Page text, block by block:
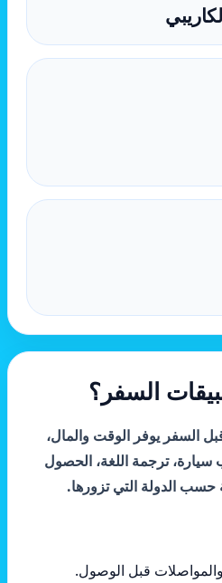
السفر؟
السفر يوفر الوقت والمال،
ترجمة اللغة، الحصول
حسب الدولة التي تزورها.
قبل الوصول.